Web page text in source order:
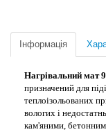
Інформація
Нагрівальний мат
призначений для
теплоізольованих
вологих і
кам'яними,